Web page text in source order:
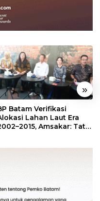
»
Batam Verifikasi
Lahan Laut Era
Amsakar: Tata